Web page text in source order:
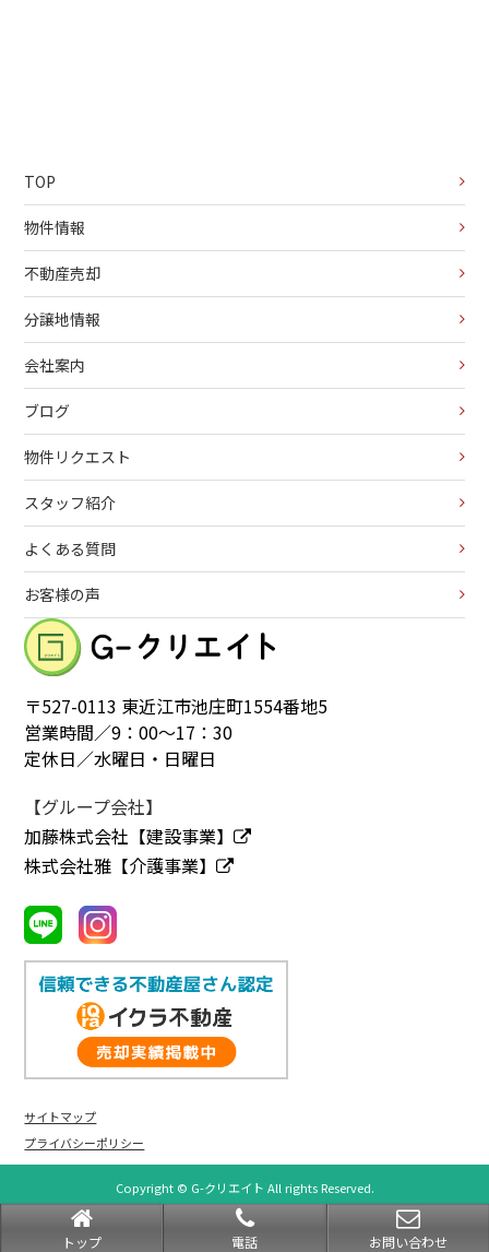
トップ 電話 お問い合わせ
TOP
物件情報
不動産売却
分譲地情報
会社案内
ブログ
物件リクエスト
スタッフ紹介
よくある質問
お客様の声
〒527-0113 東近江市池庄町1554番地5
営業時間／9：00～17：30
定休日／水曜日・日曜日
【グループ会社】
加藤株式会社【建設事業】
株式会社雅【介護事業】
サイトマップ
プライバシーポリシー
Copyright © G-クリエイト All rights Reserved.
powered by 不動産クラウドオフィス